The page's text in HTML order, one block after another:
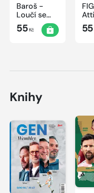
Baroš -
Loučí se
dravec
55Kč 55
Knihy